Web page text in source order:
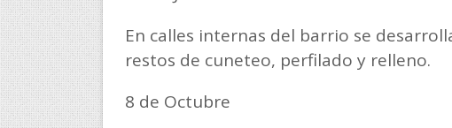
En calles internas del barrio se
restos de cuneteo, perfilado y relleno.
8 de Octubre